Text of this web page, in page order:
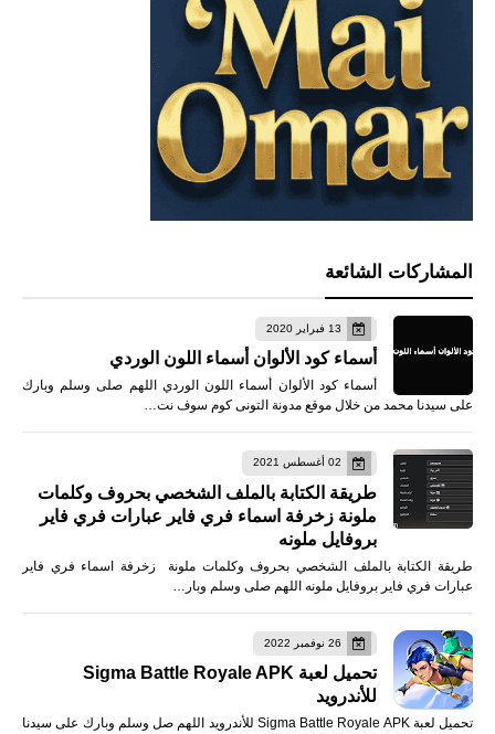
المشاركات الشائعة
13 فبراير 2020
أسماء كود الألوان أسماء اللون الوردي
أسماء كود الألوان أسماء اللون الوردي اللهم صلى وسلم وبارك
على سيدنا محمد من خلال موقع مدونة التونى كوم سوف نت…
02 أغسطس 2021
طريقة الكتابة بالملف الشخصي بحروف وكلمات
ملونة زخرفة اسماء فري فاير عبارات فري فاير
بروفايل ملونه
طريقة الكتابة بالملف الشخصي بحروف وكلمات ملونة زخرفة اسماء فري فاير
عبارات فري فاير بروفايل ملونه اللهم صلى وسلم وبار…
26 نوفمبر 2022
تحميل لعبة Sigma Battle Royale APK
للأندرويد
تحميل لعبة Sigma Battle Royale APK للأندرويد اللهم صل وسلم وبارك على سيدنا